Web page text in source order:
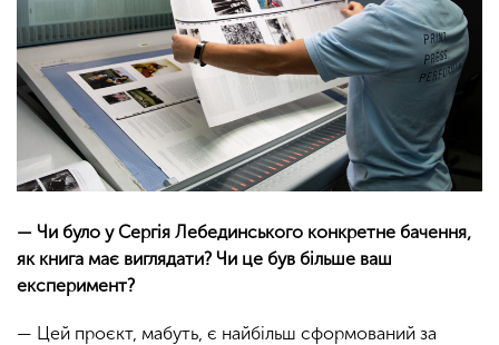
— Чи було у Сергія Лебединського конкретне бачення,
як книга має виглядати? Чи це був більше ваш
експеримент?
— Цей проєкт, мабуть, є найбільш сформований за